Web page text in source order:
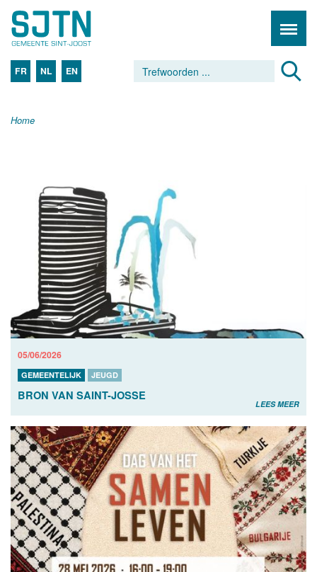
FR NL EN
Home
05/06/2026
GEMEENTELIJK JEUGD
BRON VAN SAINT-JOSSE
LEES MEER